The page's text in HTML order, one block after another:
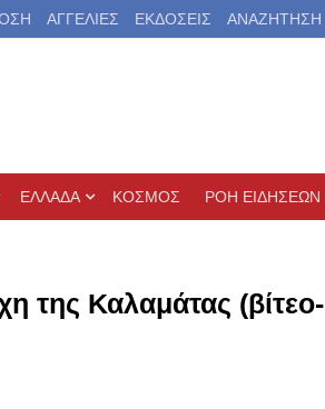
ΑΓΓΕΛΙΕΣ ΕΚΔΟΣΕΙΣ ΑΝΑΖΗΤΗΣΗ
ΕΛΛΑΔΑ ΚΟΣΜΟΣ ΡΟΗ ΕΙΔΗΣΕΩΝ
της Καλαμάτας (βίτεο-